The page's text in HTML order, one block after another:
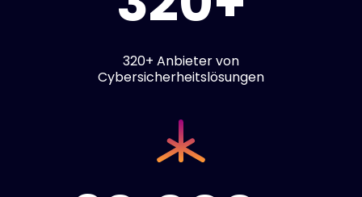
320+ Anbieter von
Cybersicherheitslösungen